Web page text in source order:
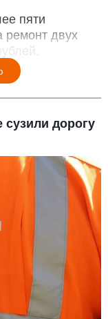
пяти
ремонт двух
дорогу